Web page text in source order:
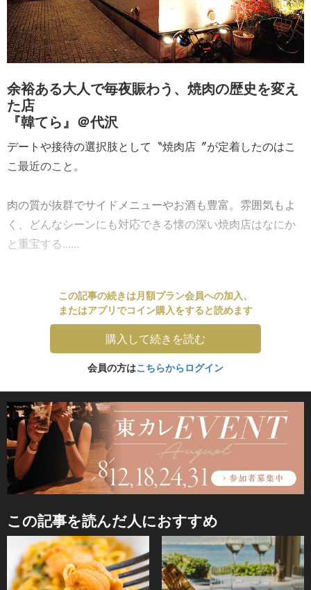
余裕ある大人で毎夜賑わう、焼肉の歴史を変え
た店
『韓てら』＠代沢
デートや接待の選択肢として〝焼肉店〞が定着したのはこ
こ最近のこと。
肉の質が抜群でサイドメニューやお酒も豊富。雰囲気もよ
く、どんなシーンにも対応できる懐の深い焼肉店はなにか
と重宝する......
この記事の続きは月額プラン会員への加入、
またはアプリでコイン購入をすると読めます
購入して続きを読む
会員の方はこちらからログイン
この記事を読んだ人におすすめ